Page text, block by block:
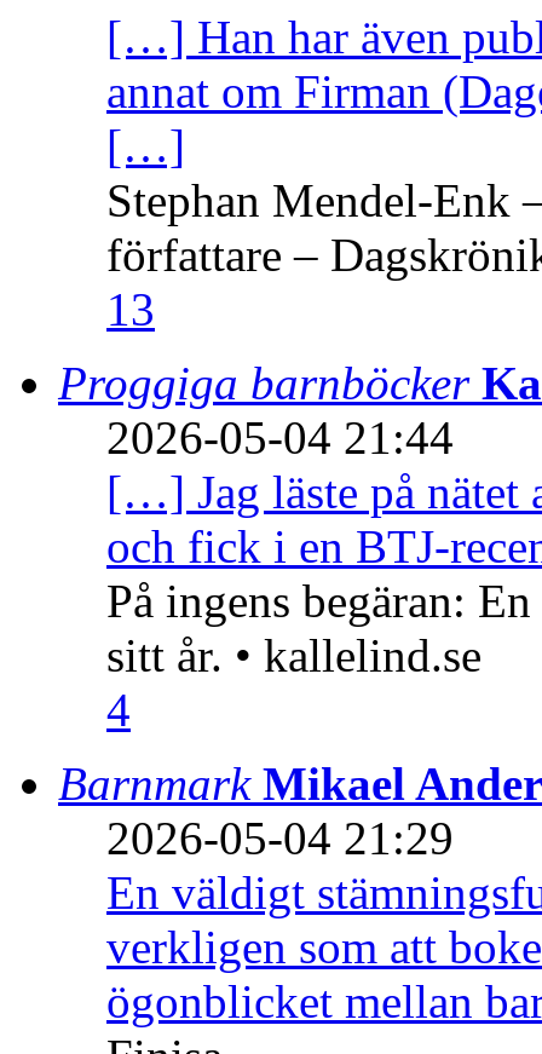
[…] Han har även
annat om Firman
[…]
Stephan Mendel-Enk
författare –
13
Proggiga barnböcker
2026-05-04 21:44
[…] Jag läste på nätet
och fick i en BTJ-
På ingens begäran:
sitt år. • kallelind.se
4
Barnmark Mikael
2026-05-04 21:29
En väldigt
verkligen som att
ögonblicket mellan